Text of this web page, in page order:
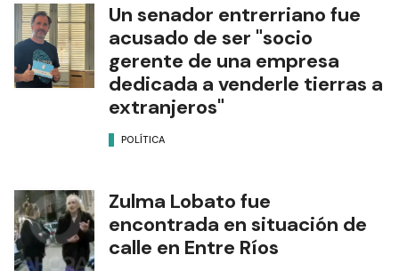
Un senador entrerriano fue
acusado de ser "socio
gerente de una empresa
dedicada a venderle tierras a
extranjeros"
POLÍTICA
Zulma Lobato fue
encontrada en situación de
calle en Entre Ríos